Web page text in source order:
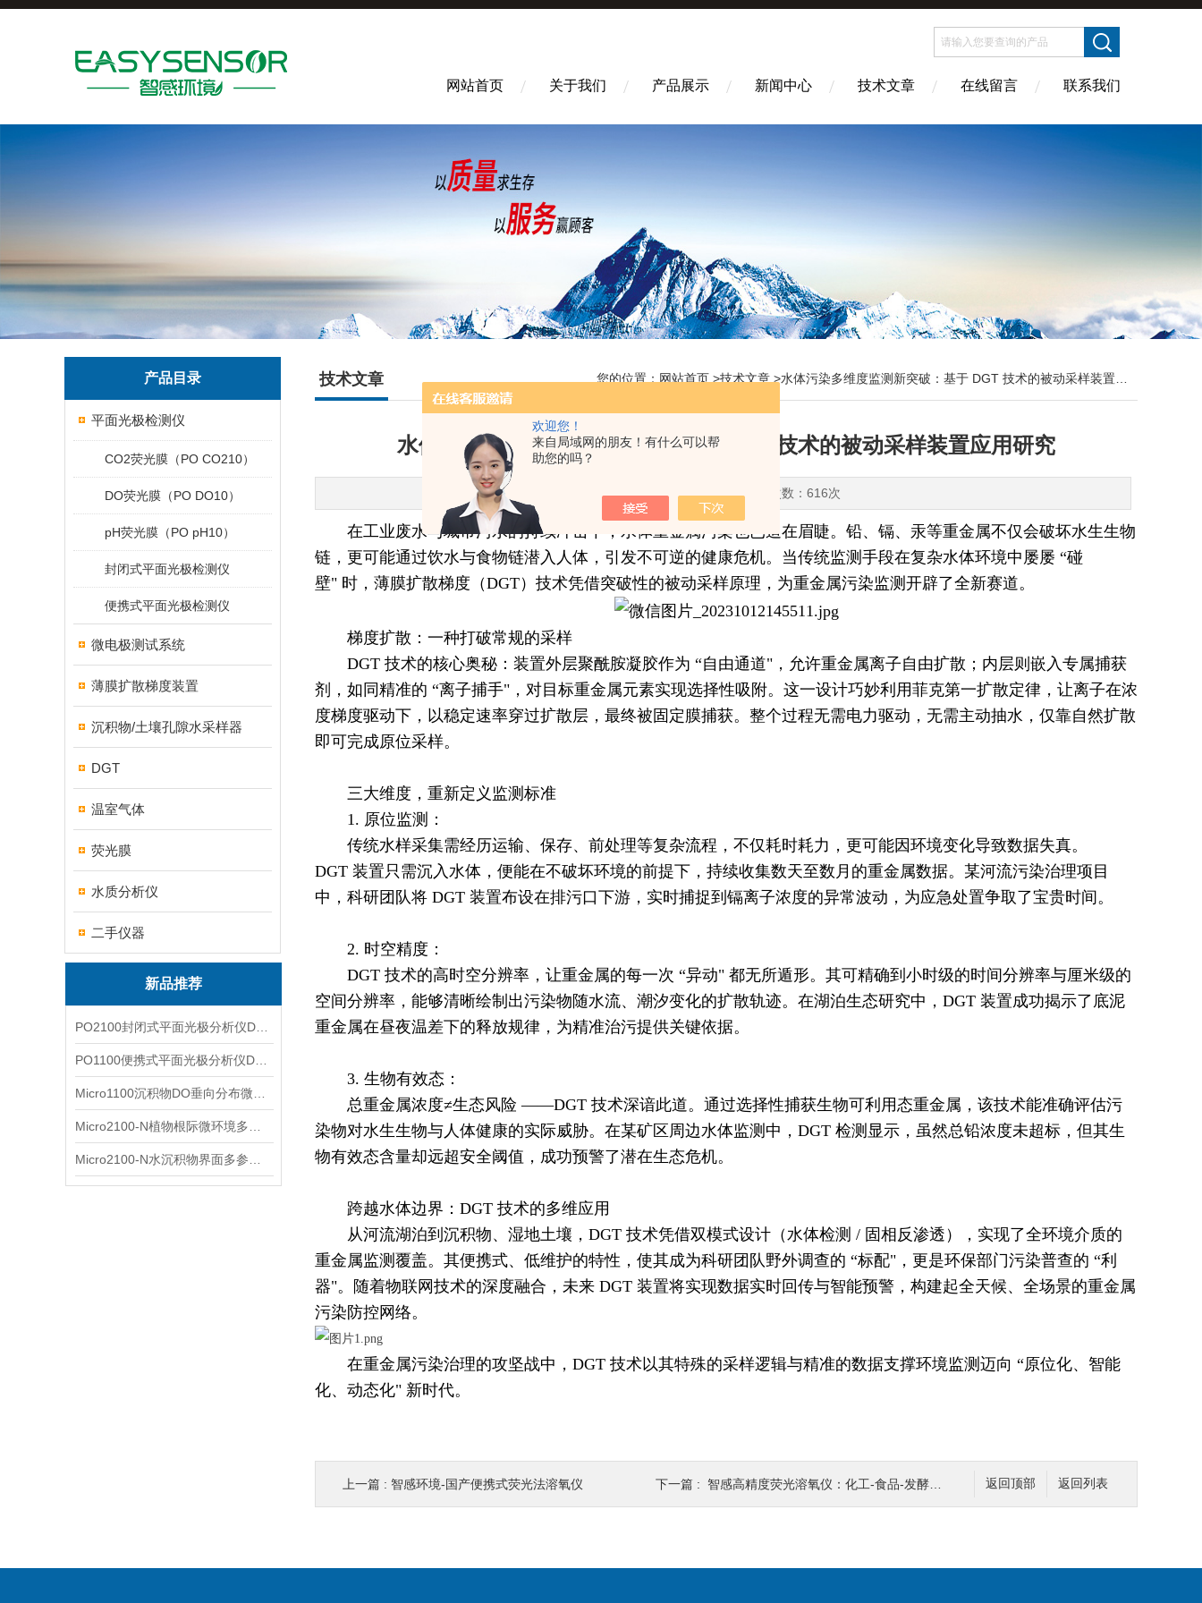
欢迎您！
来自局域网的朋友！有什么可以帮
助您的吗？
网站首页 关于我们 产品展示 新闻中心 技术文章 在线留言 联系我们
产品目录
平面光极检测仪
CO2荧光膜（PO CO210）
DO荧光膜（PO DO10）
pH荧光膜（PO pH10）
封闭式平面光极检测仪
便携式平面光极检测仪
微电极测试系统
薄膜扩散梯度装置
沉积物/土壤孔隙水采样器
DGT
温室气体
荧光膜
水质分析仪
二手仪器
新品推荐
技术文章 您的位置： 网站首页 >技术文章 >水体污染多维度监测新突破：基于 DGT 技术的被动采样装置应用研究
水体污染多维度监测新突破：基于 DGT 技术的被动采样装置应用研究
更新时间：2025-11-25 点击次数：616次
在工业废水与城市污水的持续冲击下，水体重金属污染也已迫在眉睫。铅、镉、汞等重金属不仅会破坏水生生物
链，更可能通过饮水与食物链潜入人体，引发不可逆的健康危机。当传统监测手段在复杂水体环境中屡屡 “碰
壁" 时，薄膜扩散梯度（DGT）技术凭借突破性的被动采样原理，为重金属污染监测开辟了全新赛道。
梯度扩散：一种打破常规的采样
DGT 技术的核心奥秘：装置外层聚酰胺凝胶作为 “自由通道"，允许重金属离子自由扩散；内层则嵌入专属捕获
剂，如同精准的 “离子捕手"，对目标重金属元素实现选择性吸附。这一设计巧妙利用菲克第一扩散定律，让离子在浓
度梯度驱动下，以稳定速率穿过扩散层，最终被固定膜捕获。整个过程无需电力驱动，无需主动抽水，仅靠自然扩散
即可完成原位采样。
三大维度，重新定义监测标准
1. 原位监测：
传统水样采集需经历运输、保存、前处理等复杂流程，不仅耗时耗力，更可能因环境变化导致数据失真。
DGT 装置只需沉入水体，便能在不破坏环境的前提下，持续收集数天至数月的重金属数据。某河流污染治理项目
中，科研团队将 DGT 装置布设在排污口下游，实时捕捉到镉离子浓度的异常波动，为应急处置争取了宝贵时间。
2. 时空精度：
DGT 技术的高时空分辨率，让重金属的每一次 “异动" 都无所遁形。其可精确到小时级的时间分辨率与厘米级的
空间分辨率，能够清晰绘制出污染物随水流、潮汐变化的扩散轨迹。在湖泊生态研究中，DGT 装置成功揭示了底泥
重金属在昼夜温差下的释放规律，为精准治污提供关键依据。
3. 生物有效态：
总重金属浓度≠生态风险 ——DGT 技术深谙此道。通过选择性捕获生物可利用态重金属，该技术能准确评估污
染物对水生生物与人体健康的实际威胁。在某矿区周边水体监测中，DGT 检测显示，虽然总铅浓度未超标，但其生
物有效态含量却远超安全阈值，成功预警了潜在生态危机。
跨越水体边界：DGT 技术的多维应用
从河流湖泊到沉积物、湿地土壤，DGT 技术凭借双模式设计（水体检测 / 固相反渗透），实现了全环境介质的
重金属监测覆盖。其便携式、低维护的特性，使其成为科研团队野外调查的 “标配"，更是环保部门污染普查的 “利
器"。随着物联网技术的深度融合，未来 DGT 装置将实现数据实时回传与智能预警，构建起全天候、全场景的重金属
污染防控网络。
在重金属污染治理的攻坚战中，DGT 技术以其特殊的采样逻辑与精准的数据支撑环境监测迈向 “原位化、智能
化、动态化" 新时代。
返回列表
返回顶部
上一篇 : 智感环境-国产便携式荧光法溶氧仪 下一篇 : 智感高精度荧光溶氧仪：化工-食品-发酵跨领域适配的氧含量精准管控系统